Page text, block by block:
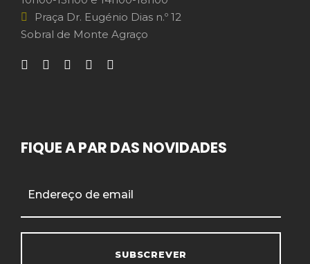
Praça Dr. Eugénio Dias n.º 12
Sobral de Monte Agraço
FIQUE A PAR DAS NOVIDADES